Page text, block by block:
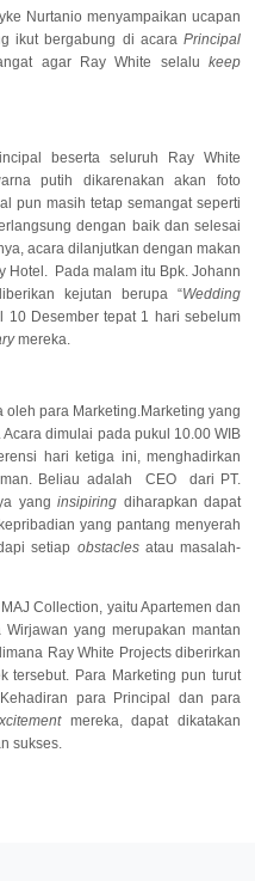
Nurtanio menyampaikan ucapan
ikut bergabung di acara Principal
agar Ray White selalu keep
beserta seluruh Ray White
putih dikarenakan akan foto
pun masih tetap semangat seperti
dengan baik dan selesai
acara dilanjutkan dengan makan
Hotel. Pada malam itu Bpk. Johann
kejutan berupa “Wedding
10 Desember tepat 1 hari sebelum
mereka.
para Marketing.Marketing yang
dimulai pada pukul 10.00 WIB
hari ketiga ini, menghadirkan
Beliau adalah CEO dari PT.
yang insipiring diharapkan dapat
yang pantang menyerah
setiap obstaclesatau masalah-
Collection, yaitu Apartemen dan
yang merupakan mantan
Ray White Projects diberirkan
tersebut. Para Marketing pun turut
para Principal dan para
mereka, dapat dikatakan
sukses.